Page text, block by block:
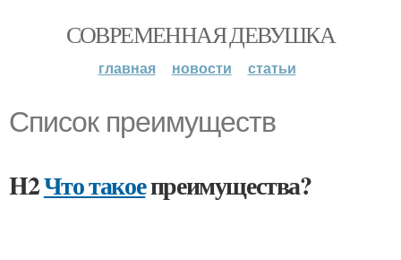
СОВРЕМЕННАЯ ДЕВУШКА
главная новости статьи
Список преимуществ
H2Что такоепреимущества?